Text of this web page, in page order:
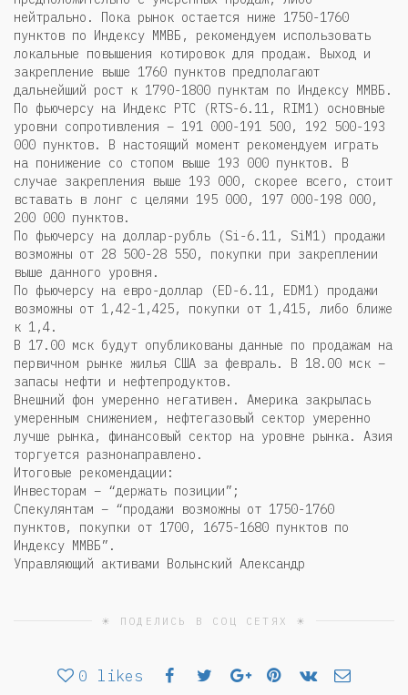
нейтрально. Пока рынок остается ниже 1750-1760
пунктов по Индексу ММВБ, рекомендуем использовать
локальные повышения котировок для продаж. Выход и
закрепление выше 1760 пунктов предполагают
дальнейший рост к 1790-1800 пунктам по Индексу ММВБ.
По фьючерсу на Индекс РТС (RTS-6.11, RIM1) основные
уровни сопротивления – 191 000-191 500, 192 500-193
000 пунктов. В настоящий момент рекомендуем играть
на понижение со стопом выше 193 000 пунктов. В
случае закрепления выше 193 000, скорее всего, стоит
вставать в лонг с целями 195 000, 197 000-198 000,
200 000 пунктов.
По фьючерсу на доллар-рубль (Si-6.11, SiM1) продажи
возможны от 28 500-28 550, покупки при закреплении
выше данного уровня.
По фьючерсу на евро-доллар (ED-6.11, EDM1) продажи
возможны от 1,42-1,425, покупки от 1,415, либо ближе
к 1,4.
В 17.00 мск будут опубликованы данные по продажам на
первичном рынке жилья США за февраль. В 18.00 мск –
запасы нефти и нефтепродуктов.
Внешний фон умеренно негативен. Америка закрылась
умеренным снижением, нефтегазовый сектор умеренно
лучше рынка, финансовый сектор на уровне рынка. Азия
торгуется разнонаправлено.
Итоговые рекомендации:
Инвесторам – “держать позиции”;
Спекулянтам – “продажи возможны от 1750-1760
пунктов, покупки от 1700, 1675-1680 пунктов по
Индексу ММВБ”.
Управляющий активами Волынский Александр
☀ ПОДЕЛИСЬ В СОЦ СЕТЯХ ☀
0 likes